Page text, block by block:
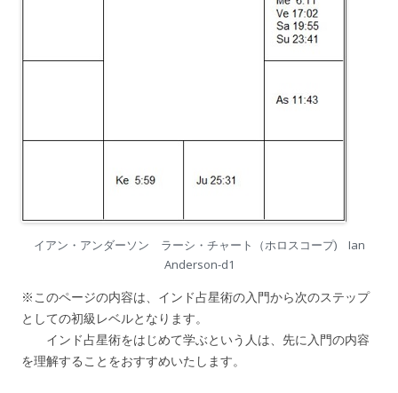
イアン・アンダーソン ラーシ・チャート（ホロスコープ) Ian
Anderson-d1
※このページの内容は、インド占星術の入門から次のステップ
としての初級レベルとなります。
インド占星術をはじめて学ぶという人は、先に入門の内容
を理解することをおすすめいたします。